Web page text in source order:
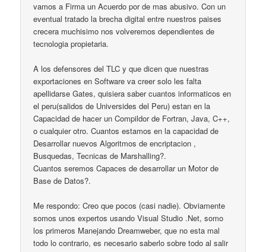
vamos a Firma un Acuerdo por de mas abusivo. Con un
eventual tratado la brecha digital entre nuestros paises
crecera muchisimo nos volveremos dependientes de
tecnologia propietaria.
A los defensores del TLC y que dicen que nuestras
exportaciones en Software va creer solo les falta
apellidarse Gates, quisiera saber cuantos informaticos en
el peru(salidos de Universides del Peru) estan en la
Capacidad de hacer un Compildor de Fortran, Java, C++,
o cualquier otro. Cuantos estamos en la capacidad de
Desarrollar nuevos Algoritmos de encriptacion ,
Busquedas, Tecnicas de Marshalling?.
Cuantos seremos Capaces de desarrollar un Motor de
Base de Datos?.
Me respondo: Creo que pocos (casi nadie). Obviamente
somos unos expertos usando Visual Studio .Net, somo
los primeros Manejando Dreamweber, que no esta mal
todo lo contrario, es necesario saberlo sobre todo al salir